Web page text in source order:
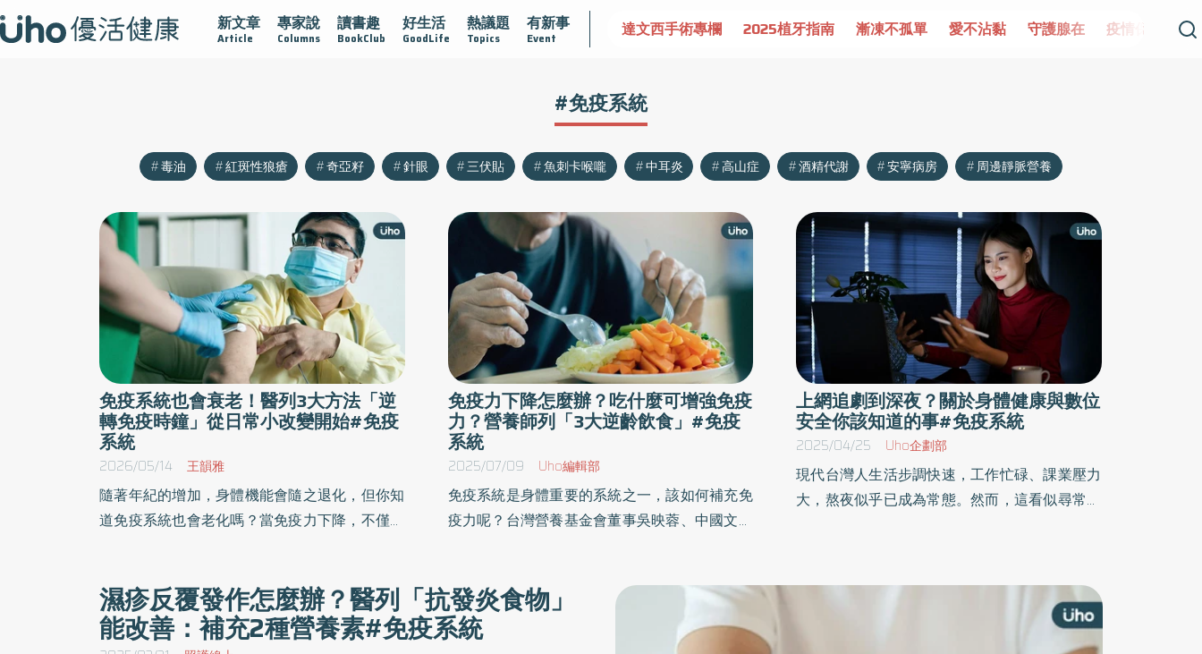
新文章
Article
專家說
Columns
讀書趣
BookClub
好生活
GoodLife
熱議題
Topics
有新事
Event
黏 守護腺在 疫情保衛戰 再生醫學 愛的未來視 認識攝護腺肥大 守護骨骼健康 達文西手術專欄 2025植牙指南 漸凍不孤單 愛不沾黏 守護腺在 疫情保衛戰
#免疫系統
毒油 紅斑性狼瘡 奇亞籽 針眼 三伏貼 魚刺卡喉嚨 中耳炎 高山症 酒精代謝 安寧病房 周邊靜脈營養
免疫系統也會衰老！醫列3大方法「逆
轉免疫時鐘」從日常小改變開始#免疫
系統
2026/05/14 王韻雅
隨著年紀的增加，身體機能會隨之退化，但你知
道免疫系統也會老化嗎？當免疫力下降，不僅更
過規律運動、謹慎飲食以及選擇加強型苗來應
對，有效延緩免疫退化，重建身體防禦力。
免疫力下降怎麼辦？吃什麼可增強免疫
力？營養師列「3大逆齡飲食」#免疫
系統
2025/07/09 Uho編輯部
免疫系統是身體重要的系統之一，該如何補充免
疫力呢？台灣營養基金會董事吳映蓉、中國文化
值從餐桌開始！》一書中，融合營養學專業知識
與實用建議，幫助讀者從日常飲食中汲取抗老能
量，活得更年輕。以下為原書摘文：
上網追劇到深夜？關於身體健康與數位
安全你該知道的事#免疫系統
2025/04/25 Uho企劃部
現代台灣人生活步調快速，工作忙碌、課業壓力
大，熬夜似乎已成為常態。然而，這看似尋常的
白血球、淋巴細胞和各種抗體組成，每個成員都
濕疹反覆發作怎麼辦？醫列「抗發炎食物」
能改善：補充2種營養素#免疫系統